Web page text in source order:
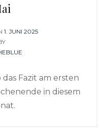
POSTED
ON
1. JUNI 2025
das Fazit am ersten
in diesem